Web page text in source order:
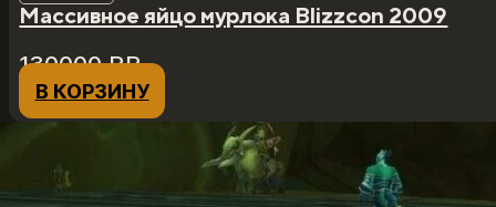
Массивное яйцо мурлока Blizzcon 2009
130000₽₽
В КОРЗИНУ